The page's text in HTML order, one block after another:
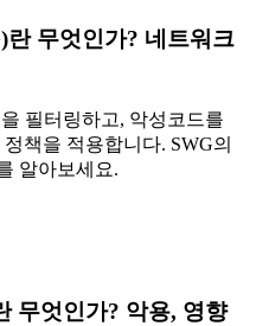
란 무엇인가? 네트워크
을 필터링하고, 악성코드를
책을 적용합니다. SWG의
알아보세요.
무엇인가? 악용, 영향